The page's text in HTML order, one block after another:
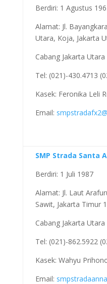
Berdiri: 1 Agustus
Alamat: Jl.
Utara, Koja, Jakarta
Cabang Jakarta
Tel: (021)-430.4713
Kasek: Feronika Leli
Email:
SMP Strada Santa
Berdiri: 1 Juli 1987
Alamat: Jl. Laut
Sawit, Jakarta Timur
Cabang Jakarta
Tel: (021)-862.5922
Kasek: Wahyu
Email: